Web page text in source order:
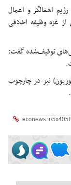
رژیم اشغالگر و اعمال
غزه وظیفه اخلاقی
توقیف‌شده گفت:
) نیز در چارچوب